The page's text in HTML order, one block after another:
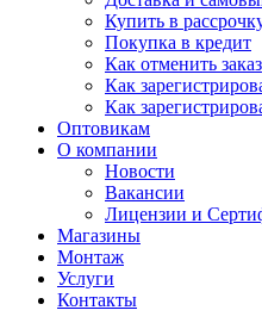
Купить в
Покупка в кредит
Как отменить заказ
Как
Как
Оптовикам
О компании
Новости
Вакансии
Лицензии и
Магазины
Монтаж
Услуги
Контакты